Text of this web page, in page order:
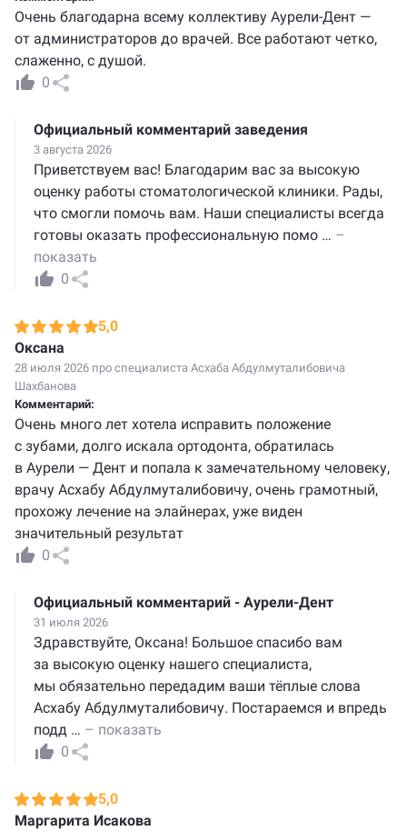
Очень благодарна всему коллективу Аурели-Дент —
от администраторов до врачей. Все работают четко,
слаженно, с душой.
0
Официальный комментарий заведения
3 августа 2026
Приветствуем вас! Благодарим вас за высокую
оценку работы стоматологической клиники. Рады,
что смогли помочь вам. Наши специалисты всегда
готовы оказать профессиональную помо … –
показать
0
5,0
Оксана
28 июля 2026 про специалиста Асхаба Абдулмуталибовича
Шахбанова
Комментарий:
Очень много лет хотела исправить положение
с зубами, долго искала ортодонта, обратилась
в Аурели — Дент и попала к замечательному человеку,
врачу Асхабу Абдулмуталибовичу, очень грамотный,
прохожу лечение на элайнерах, уже виден
значительный результат
0
Официальный комментарий - Аурели-Дент
31 июля 2026
Здравствуйте, Оксана! Большое спасибо вам
за высокую оценку нашего специалиста,
мы обязательно передадим ваши тёплые слова
Асхабу Абдулмуталибовичу. Постараемся и впредь
подд … – показать
0
5,0
Маргарита Исакова